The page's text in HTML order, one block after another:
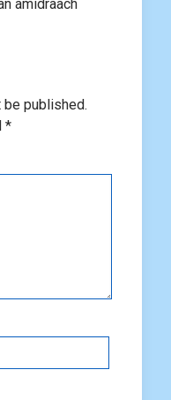
amidraach
published.
*